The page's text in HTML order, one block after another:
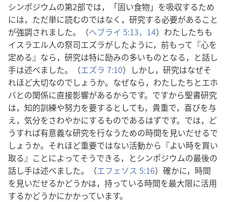
シンポジウムの第2部では，「固い食物」を吸収するため
には，ただ単に読むのではなく，研究する必要があること
が強調されました。（ヘブライ 5:13，14）わたしたちも
イスラエル人の祭司エズラがしたように，前もって『心を
定める』なら，研究は特に励みの多いものとなる，と話し
手は述べました。（エズラ 7:10）しかし，研究はなぜそ
れほど大切なのでしょうか。なぜなら，わたしたちとエホ
バとの関係に直接影響があるからです。ですから聖書研究
は，知的訓練や努力を要するとしても，貴重で，喜びを与
え，気分をさわやかにするものであるはずです。では，ど
うすれば有意義な研究を行なうための時間を見いだせるで
しょうか。それほど重要ではない活動から『よい時を買い
取る』ことによってそうできる，とシンポジウムの最後の
話し手は述べました。（エフェソス 5:16）確かに，時間
を見いだせるかどうかは，持っている時間を最大限に活用
するかどうかにかかっています。